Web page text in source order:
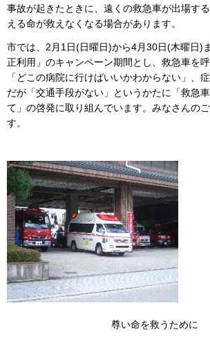
事故が起きたときに、遠くの救急車が出場す
える命が救えなくなる場合があります。
市では、2月1日(日曜日)から4月30日(木曜日)
正利用」のキャンペーン期間とし、救急車を
「どこの病院に行けばいいかわからない」、
だが「交通手段がない」というかたに「救急
て」の啓発に取り組んでいます。みなさんの
す。
尊い命を救うために